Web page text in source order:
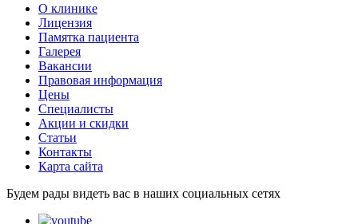
О клинике
Лицензия
Памятка пациента
Галерея
Вакансии
Правовая информация
Цены
Специалисты
Акции и скидки
Статьи
Контакты
Карта сайта
Будем рады видеть вас в наших социальных сетях